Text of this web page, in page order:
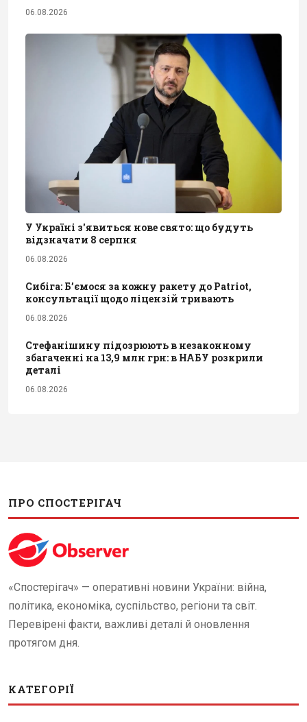
06.08.2026
У Україні з'явиться нове свято: що будуть
відзначати 8 серпня
06.08.2026
Сибіга: Б’ємося за кожну ракету до Patriot,
консультації щодо ліцензій тривають
06.08.2026
Стефанішину підозрюють в незаконному
збагаченні на 13,9 млн грн: в НАБУ розкрили
деталі
06.08.2026
ПРО СПОСТЕРІГАЧ
«Спостерігач» — оперативні новини України: війна,
політика, економіка, суспільство, регіони та світ.
Перевірені факти, важливі деталі й оновлення
протягом дня.
КАТЕГОРІЇ